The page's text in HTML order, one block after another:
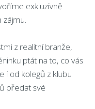
exkluzivně
zájmu.
z realitní branže,
ptát na to, co vás
i od kolegů z klubu
předat své